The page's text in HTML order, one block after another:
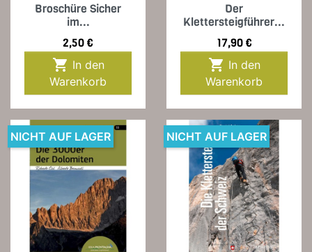
Broschüre Sicher
im...
Preis
2,50 €

Warenkorb
Der
Klettersteigführer...
Preis
17,90 €

Warenkorb
NICHT AUF LAGER NICHT AUF LAGER